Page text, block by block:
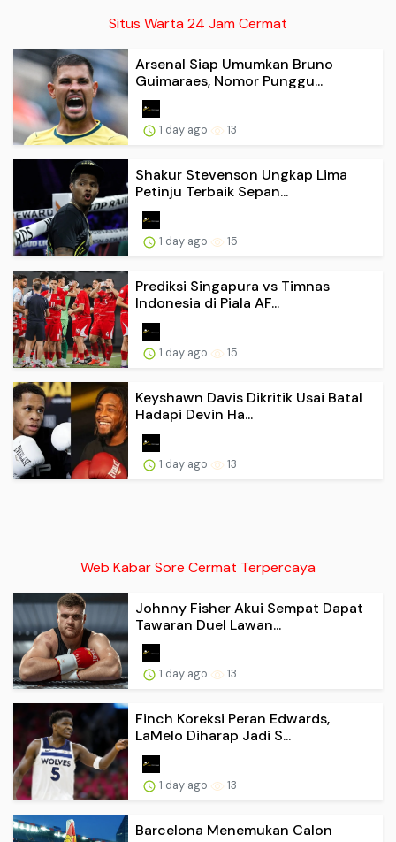
Situs Warta 24 Jam Cermat
Arsenal Siap Umumkan Bruno
Guimaraes, Nomor Punggu...
1 day ago 13
Shakur Stevenson Ungkap Lima
Petinju Terbaik Sepan...
1 day ago 15
Prediksi Singapura vs Timnas
Indonesia di Piala AF...
1 day ago 15
Keyshawn Davis Dikritik Usai Batal
Hadapi Devin Ha...
1 day ago 13
Web Kabar Sore Cermat Terpercaya
Johnny Fisher Akui Sempat Dapat
Tawaran Duel Lawan...
1 day ago 13
Finch Koreksi Peran Edwards,
LaMelo Diharap Jadi S...
1 day ago 13
Barcelona Menemukan Calon